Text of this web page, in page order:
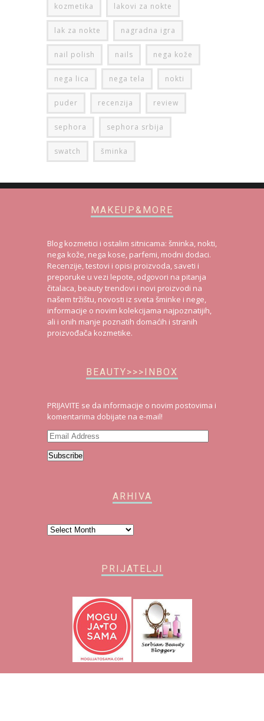
kozmetika lakovi za nokte
lak za nokte nagradna igra
nail polish nails nega kože
nega lica nega tela nokti
puder recenzija review
sephora sephora srbija
swatch šminka
MAKEUP&MORE
Blog kozmetici i ostalim sitnicama: šminka, nokti,
nega kože, nega kose, parfemi, modni dodaci.
Recenzije, testovi i opisi proizvoda, saveti i
preporuke u vezi lepote, odgovori na pitanja
čitalaca, beauty trendovi i novi proizvodi na
našem tržištu, novosti iz sveta šminke i nege,
informacije o novim kolekcijama najpoznatijih,
ali i onih manje poznatih domaćih i stranih
proizvođača kozmetike.
BEAUTY>>>INBOX
PRIJAVITE se da informacije o novim postovima i
komentarima dobijate na e-mail!
Email
Address
Subscribe
ARHIVA
Arhiva
PRIJATELJI